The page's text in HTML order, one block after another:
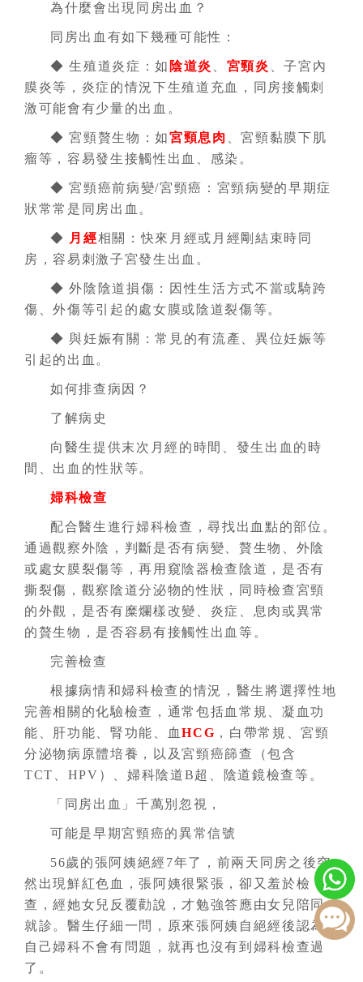
為什麼會出現同房出血？
同房出血有如下幾種可能性：
◆ 生殖道炎症：如 陰道炎 宮頸炎
、子宮內
膜炎等，炎症的情況下生殖道充血，同房接觸刺
激可能會有少量的出血。
◆ 宮頸贅生物：如宮頸息肉
、宮頸黏膜下肌
瘤等，容易發生接觸性出血、感染。
◆ 宮頸癌前病變/宮頸癌：宮頸病變的早期症
狀常常是同房出血。
◆ 月經相關：快來月經或月經剛結束時同
房，容易刺激子宮發生出血。
◆ 外陰陰道損傷：因性生活方式不當或騎跨
傷、外傷等引起的處女膜或陰道裂傷等。
◆ 與妊娠有關：常見的有流產、異位妊娠等
引起的出血。
如何排查病因？
了解病史
向醫生提供末次月經的時間、發生出血的時
間、出血的性狀等。
婦科檢查
配合醫生進行婦科檢查，尋找出血點的部位。
通過觀察外陰，判斷是否有病變、贅生物、外陰
或處女膜裂傷等，再用窺陰器檢查陰道，是否有
撕裂傷，觀察陰道分泌物的性狀，同時檢查宮頸
的外觀，是否有糜爛樣改變、炎症、息肉或異常
的贅生物，是否容易有接觸性出血等。
完善檢查
根據病情和婦科檢查的情況，醫生將選擇性地
完善相關的化驗檢查，通常包括血常規、凝血功
能、肝功能、腎功能、血HCG ，白帶常規、宮頸
分泌物病原體培養，以及宮頸癌篩查（包含
TCT、HPV）、婦科陰道B超、陰道鏡檢查等。
「同房出血」千萬別忽視，
可能是早期宮頸癌的異常信號
56歲的張阿姨絕經7年了，前兩天同房之後突
然出現鮮紅色血，張阿姨很緊張，卻又羞於檢
查，經她女兒反覆勸說，才勉強答應由女兒陪同
就診。醫生仔細一問，原來張阿姨自絕經後認為
自己婦科不會有問題，就再也沒有到婦科檢查過
了。